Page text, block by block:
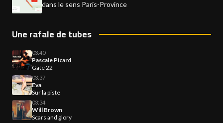
dans le sens Paris-Province
Une rafale de tubes
03:40
Pascale Picard
Gate 22
03:37
Eva
Sur la piste
03:34
Will Brown
Scars and glory